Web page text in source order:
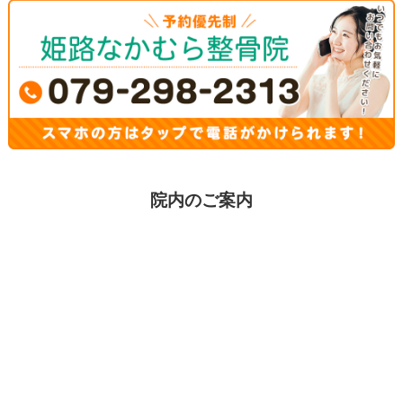
院内のご案内